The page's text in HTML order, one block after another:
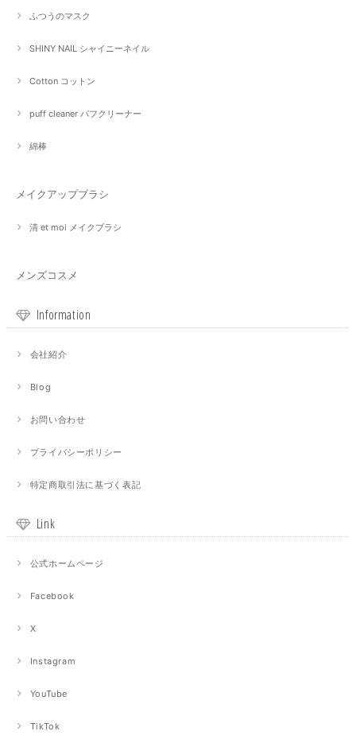
ふつうのマスク
SHINY NAIL シャイニーネイル
Cotton コットン
puff cleaner パフクリーナー
綿棒
メイクアップブラシ
清 et moi メイクブラシ
メンズコスメ
Information
会社紹介
Blog
お問い合わせ
プライバシーポリシー
特定商取引法に基づく表記
Link
公式ホームページ
Facebook
X
Instagram
YouTube
TikTok